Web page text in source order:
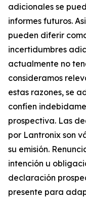
adicionales se
informes futuros.
pueden diferir
incertidumbres
actualmente no
consideramos
estas razones, se
confíen
prospectiva. Las
por Lantronix son
su emisión.
intención u
declaración
presente para